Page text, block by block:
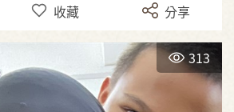
收藏 分享
313